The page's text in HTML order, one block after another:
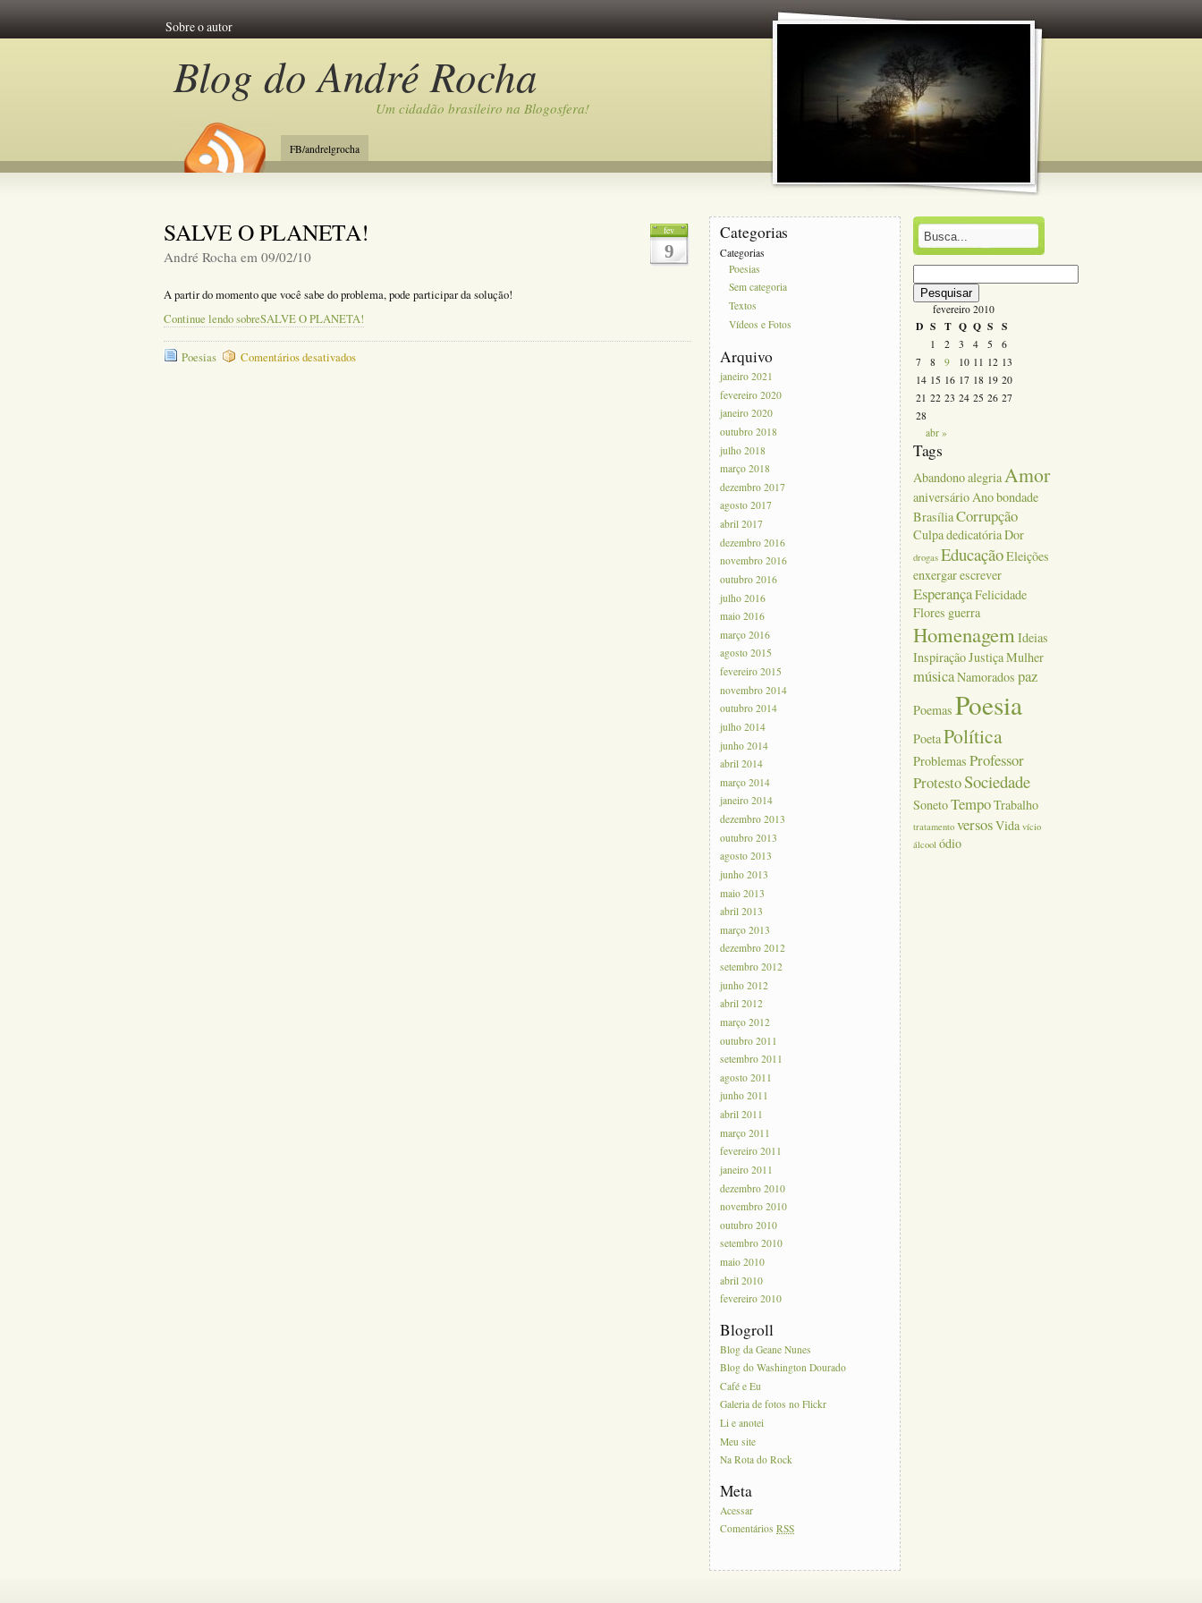
Sobre o autor
Blog do André Rocha
Um cidadão brasileiro na Blogosfera!
FB/andrelgrocha
fev
9
SALVE O PLANETA!
André Rocha em 09/02/10
A partir do momento que você sabe do problema, pode participar da solução!
Continue lendo sobreSALVE O PLANETA!
Poesias Comentários desativadosem
Categorias
Categorias
Poesias
Sem categoria
Textos
Vídeos e Fotos
Arquivo
janeiro 2021
fevereiro 2020
janeiro 2020
outubro 2018
julho 2018
março 2018
dezembro 2017
agosto 2017
abril 2017
dezembro 2016
novembro 2016
outubro 2016
julho 2016
maio 2016
março 2016
agosto 2015
fevereiro 2015
novembro 2014
outubro 2014
julho 2014
junho 2014
abril 2014
março 2014
janeiro 2014
dezembro 2013
outubro 2013
agosto 2013
junho 2013
maio 2013
abril 2013
março 2013
dezembro 2012
setembro 2012
junho 2012
abril 2012
março 2012
outubro 2011
setembro 2011
agosto 2011
junho 2011
abril 2011
março 2011
fevereiro 2011
janeiro 2011
dezembro 2010
novembro 2010
outubro 2010
setembro 2010
maio 2010
abril 2010
fevereiro 2010
Blogroll
Blog da Geane Nunes
Blog do Washington Dourado
Café e Eu
Galeria de fotos no Flickr
Li e anotei
Meu site
Na Rota do Rock
Meta
Acessar
ComentáriosRSS
Pesquisar
por:
fevereiro 2010
D S T Q Q S S
1 2 3 4 5
6
7
8 9 10 11 12 13
14 15 16 17 18 19 20
21 22 23 24 25 26 27
28
abr »
Tags
Abandonoalegria Amor
aniversário Anobondade
BrasíliaCorrupção
CulpadedicatóriaDor
drogas EducaçãoEleições
enxergarescrever
EsperançaFelicidade
Flores guerra
Homenagem Ideias
InspiraçãoJustiçaMulher
músicaNamorados paz
Poemas Poesia
PoetaPolítica
Problemas Professor
ProtestoSociedade
SonetoTempoTrabalho
tratamento versosVida vício
álcool ódio